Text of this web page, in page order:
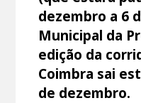
dezembro a 6
Municipal da
edição da
Coimbra sai
de dezembro.